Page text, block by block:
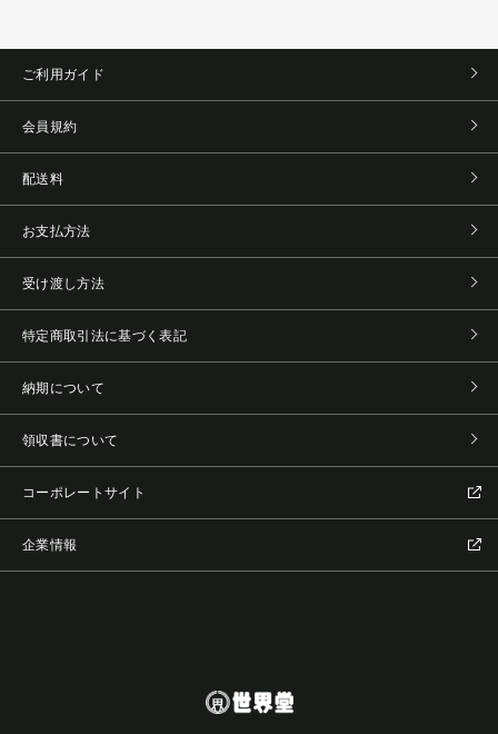
ご利用ガイド
会員規約
配送料
お支払方法
受け渡し方法
特定商取引法に基づく表記
納期について
領収書について
コーポレートサイト
企業情報